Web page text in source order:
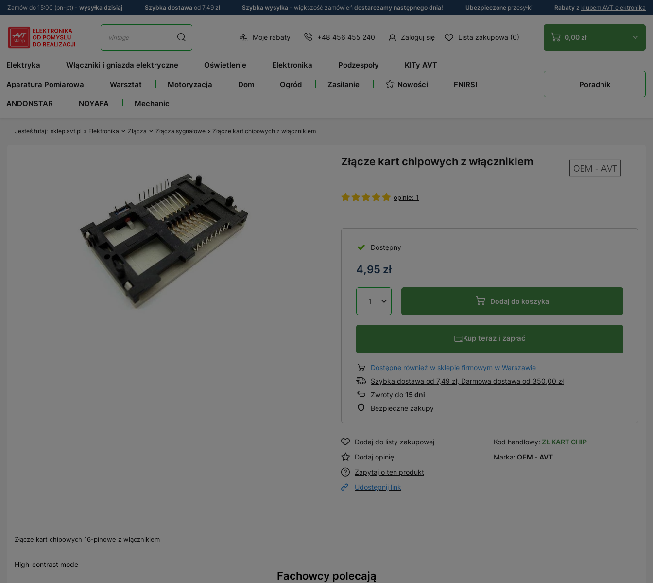
Zamów do 15:00 (pn-pt) - wysyłka dzisiaj Szybka dostawa od 7,49 zł Szybka wysyłka - większość zamówień dostarczamy następnego dnia! Ubezpieczone przesyłki Rabaty z klubem AVT elektronika
Moje rabaty +48 456 455 240 Zaloguj się Lista zakupowa (0) 0,00 zł
Elektryka Włączniki i gniazda elektryczne Oświetlenie Elektronika Podzespoły KITy AVT
Aparatura Pomiarowa Warsztat Motoryzacja Dom Ogród Zasilanie Nowości FNIRSI
ANDONSTAR NOYAFA Mechanic
Poradnik
Jesteś tutaj sklep.avt.pl Elektronika Złącza Złącza sygnałowe Złącze kart chipowych z włącznikiem
Złącze kart chipowych z włącznikiem
opinie: 1
Dostępny
4,95 zł
Dodaj do koszyka
Kup teraz i zapłać
Dostępne również w sklepie firmowym w Warszawie
Szybka dostawa od 7,49 zł, Darmowa dostawa od 350,00 zł
Zwroty do 15 dni
Bezpieczne zakupy
Dodaj do listy zakupowej
Dodaj opinię
Zapytaj o ten produkt
Udostępnij link
Kod handlowy: ZŁ KART CHIP
Marka: OEM - AVT
Złącze kart chipowych 16-pinowe z włącznikiem
High-contrast mode
Fachowcy polecają